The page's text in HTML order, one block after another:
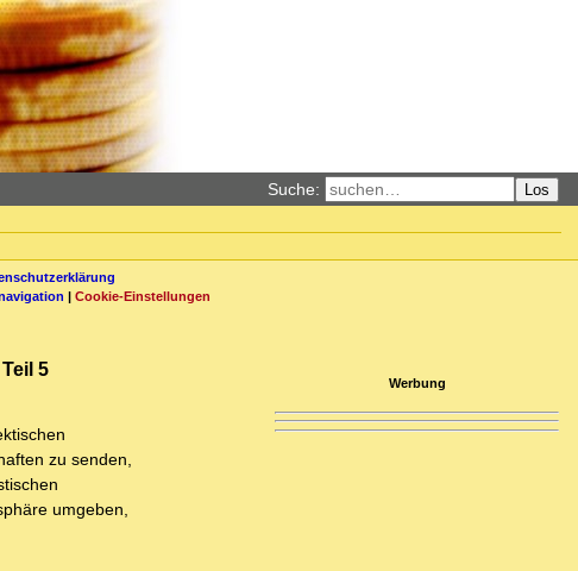
Suche: Los
| Cookie-Einstellungen
5
zu senden,
umgeben,
Werbung